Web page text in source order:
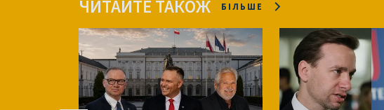
ЧИТАЙТЕ ТАКОЖ БІЛЬШЕ